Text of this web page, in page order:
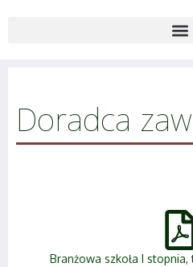
Doradca
Branżowa szkoła I